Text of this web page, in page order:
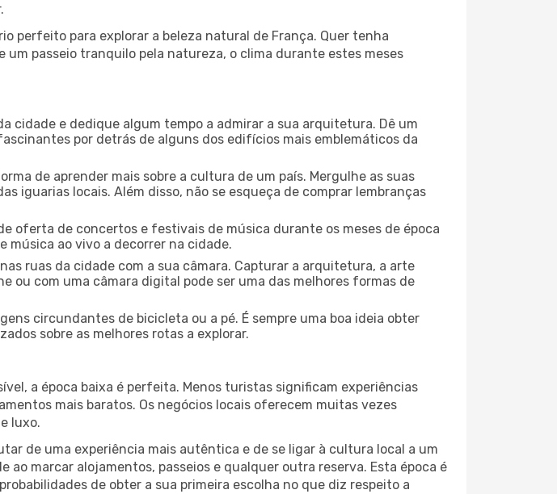
perfeito para explorar a beleza natural de França. Quer tenha
passeio tranquilo pela natureza, o clima durante estes meses
cidade e dedique algum tempo a admirar a sua arquitetura. Dê um
por detrás de alguns dos edifícios mais emblemáticos da
de aprender mais sobre a cultura de um país. Mergulhe as suas
iguarias locais. Além disso, não se esqueça de comprar lembranças
oferta de concertos e festivais de música durante os meses de época
música ao vivo a decorrer na cidade.
ruas da cidade com a sua câmara. Capturar a arquitetura, a arte
ou com uma câmara digital pode ser uma das melhores formas de
circundantes de bicicleta ou a pé. É sempre uma boa ideia obter
sobre as melhores rotas a explorar.
a época baixa é perfeita. Menos turistas significam experiências
mais baratos. Os negócios locais oferecem muitas vezes
luxo.
de uma experiência mais autêntica e de se ligar à cultura local a um
marcar alojamentos, passeios e qualquer outra reserva. Esta época é
de obter a sua primeira escolha no que diz respeito a